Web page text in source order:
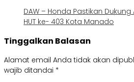
DAW – Honda Pastikan
HUT ke- 403 Kota Manado
Tinggalkan Balasan
Alamat email Anda tidak akan
wajib ditandai *